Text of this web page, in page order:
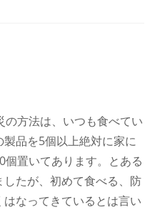
方法は、いつも食べてい
品を5個以上絶対に家に
置いてあります。とある
たが、初めて食べる、防
なってきているとは言い